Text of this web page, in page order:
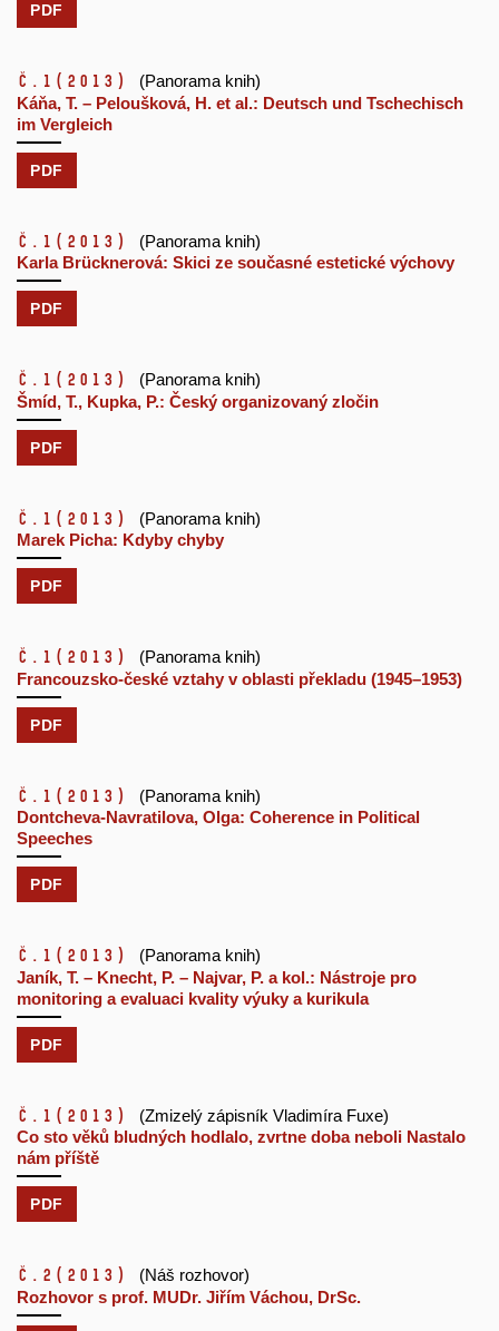
PDF
č.1 (2013)
(Panorama knih)
Káňa, T. – Peloušková, H. et al.: Deutsch und Tschechisch
im Vergleich
PDF
č.1 (2013)
(Panorama knih)
Karla Brücknerová: Skici ze současné estetické výchovy
PDF
č.1 (2013)
(Panorama knih)
Šmíd, T., Kupka, P.: Český organizovaný zločin
PDF
č.1 (2013)
(Panorama knih)
Marek Picha: Kdyby chyby
PDF
č.1 (2013)
(Panorama knih)
Francouzsko-české vztahy v oblasti překladu (1945–1953)
PDF
č.1 (2013)
(Panorama knih)
Dontcheva-Navratilova, Olga: Coherence in Political
Speeches
PDF
č.1 (2013)
(Panorama knih)
Janík, T. – Knecht, P. – Najvar, P. a kol.: Nástroje pro
monitoring a evaluaci kvality výuky a kurikula
PDF
č.1 (2013)
(Zmizelý zápisník Vladimíra Fuxe)
Co sto věků bludných hodlalo, zvrtne doba neboli Nastalo
nám příště
PDF
č.2 (2013)
(Náš rozhovor)
Rozhovor s prof. MUDr. Jiřím Váchou, DrSc.